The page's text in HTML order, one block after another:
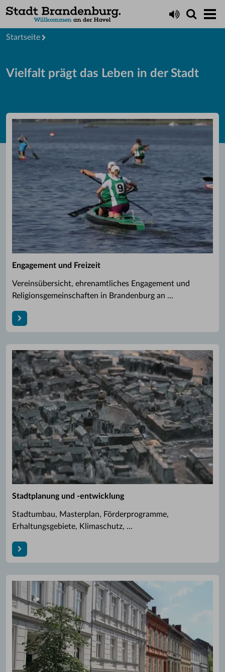
Startseite
Vielfalt prägt das Leben in der Stadt
Engagement und Freizeit
Vereinsübersicht, ehrenamtliches Engagement und
Religionsgemeinschaften in Brandenburg an ...
Stadtplanung und -entwicklung
Stadtumbau, Masterplan, Förderprogramme,
Erhaltungsgebiete, Klimaschutz, ...